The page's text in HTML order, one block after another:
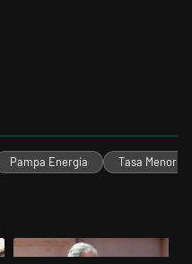
Pampa Energía Tasa Menor
"El Gobierno perdió la
Un artículo de tendencia con el